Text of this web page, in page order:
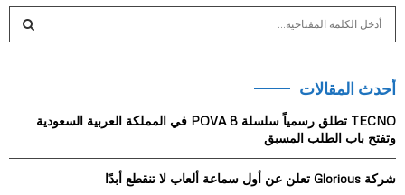
c
f
o
:
أحدث المقالات
TECNO تطلق رسمياً سلسلة POVA 8 في المملكة العربية السعودية
وتفتح باب الطلب المسبق
شركة Glorious تعلن عن أول سماعة ألعاب لا تنقطع أبدًا